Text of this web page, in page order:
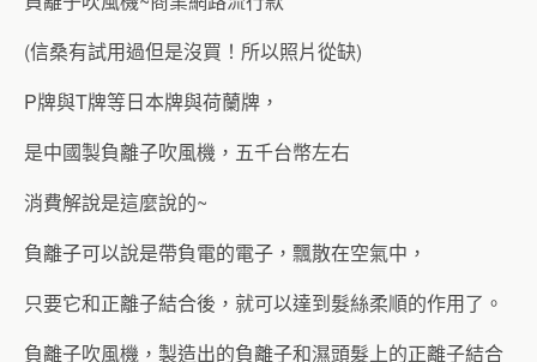
(信桑有試用過但是沒買！所以照片從缺)
P牌與T牌等日本牌與荷蘭牌，
是中國製負離子吹風機，五千台幣左右
消費解說是這麼說的~
負離子可以說是帶負電的電子，飄散在空氣中，
只要它和正離子結合後，就可以達到髮絲柔順的作用了。
負離子吹風機，製造出的負離子和濕頭髮上的正離子結合